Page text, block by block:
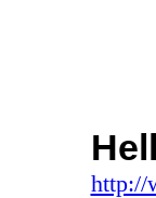
http://